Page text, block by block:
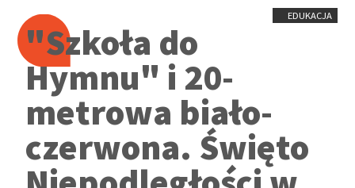
EDUKACJA
"Szkoła do
Hymnu" i 20-
metrowa biało-
czerwona. Święto